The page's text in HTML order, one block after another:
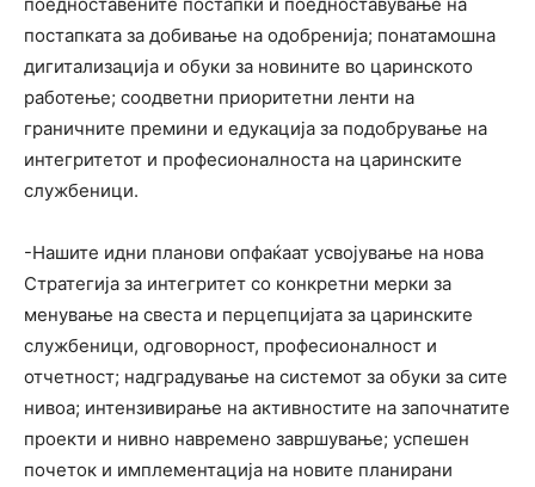
постапката за добивање на одобренија; понатамошна
дигитализација и обуки за новините во царинското
работење; соодветни приоритетни ленти на
граничните премини и eдукација за подобрување на
интегритетот и професионалноста на царинските
службеници.
-Нашите идни планови опфаќаат усвојување на нова
Стратегија за интегритет со конкретни мерки за
менување на свеста и перцепцијата за царинските
службеници, одговорност, професионалност и
отчетност; надградување на системот за обуки за сите
нивоа; интензивирање на активностите на започнатите
проекти и нивно навремено завршување; успешен
почеток и имплементација на новите планирани